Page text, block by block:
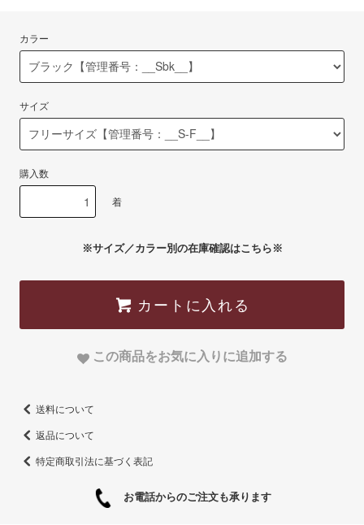
カラー
サイズ
購入数
着
※サイズ／カラー別の在庫確認はこちら※
カートに入れる
この商品をお気に入りに追加する
送料について
返品について
特定商取引法に基づく表記
お電話からのご注文も承ります